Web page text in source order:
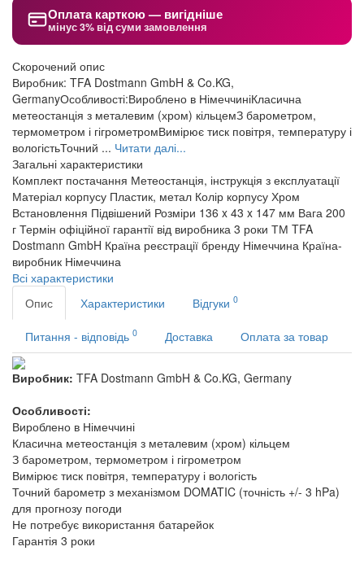
Оплата карткою — вигідніше
мінус 3% від суми замовлення
Скорочений опис
Виробник: TFA Dostmann GmbH & Co.KG,
GermanyОсобливості:Вироблено в НімеччиніКласична
метеостанція з металевим (хром) кільцемЗ барометром,
термометром і гігрометромВимірює тиск повітря, температуру і
вологістьТочний ... Читати далі...
Загальні характеристики
Комплект постачання Метеостанція, інструкція з експлуатації
Матеріал корпусу Пластик, метал Колір корпусу Хром
Встановлення Підвішений Розміри 136 x 43 x 147 мм Вага 200
г Термін офіційної гарантії від виробника 3 роки ТМ TFA
Dostmann GmbH Країна реєстрації бренду Німеччина Країна-
виробник Німеччина
Всі характеристики
Опис
Характеристики Відгуки 0
Питання - відповідь 0 Доставка Оплата за товар
Виробник: TFA Dostmann GmbH & Co.KG, Germany
Особливості:
Вироблено в Німеччині
Класична метеостанція з металевим (хром) кільцем
З барометром, термометром і гігрометром
Вимірює тиск повітря, температуру і вологість
Точний барометр з механізмом DOMATIC (точність +/- 3 hPa)
для прогнозу погоди
Не потребує використання батарейок
Гарантія 3 роки